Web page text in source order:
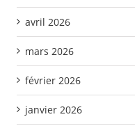
avril 2026
mars 2026
février 2026
janvier 2026